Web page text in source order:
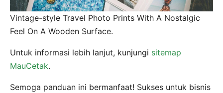
Vintage-style Travel Photo Prints With A Nostalgic
Feel On A Wooden Surface.
Untuk informasi lebih lanjut, kunjungi sitemap
MauCetak.
Semoga panduan ini bermanfaat! Sukses untuk bisnis